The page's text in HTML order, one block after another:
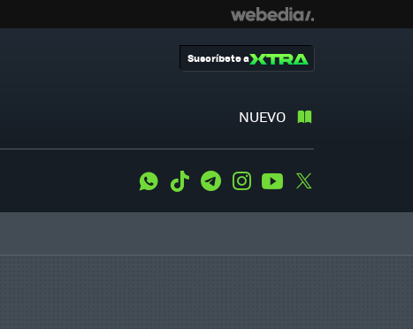
NUEVO
Suscríbete a
WhatsApp
Tiktok TelegramInstagramYoutube